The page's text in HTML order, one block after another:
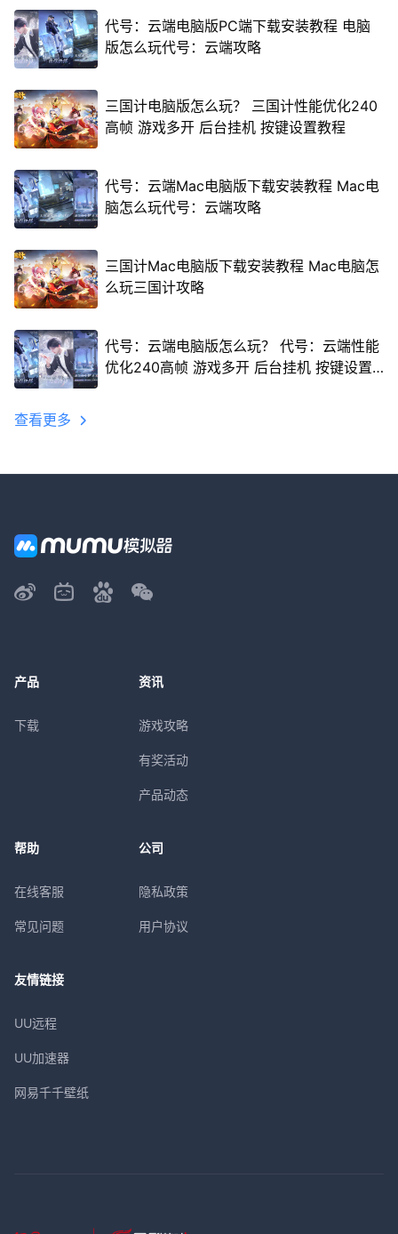
代号：云端电脑版PC端下载安装教程 电脑
版怎么玩代号：云端攻略
三国计电脑版怎么玩？ 三国计性能优化240
高帧 游戏多开 后台挂机 按键设置教程
代号：云端Mac电脑版下载安装教程 Mac电
脑怎么玩代号：云端攻略
三国计Mac电脑版下载安装教程 Mac电脑怎
么玩三国计攻略
代号：云端电脑版怎么玩？ 代号：云端性能
优化240高帧 游戏多开 后台挂机 按键设置
查看更多
产品
下载
资讯
游戏攻略
有奖活动
产品动态
帮助
在线客服
常见问题
公司
隐私政策
用户协议
友情链接
UU远程
UU加速器
网易千千壁纸